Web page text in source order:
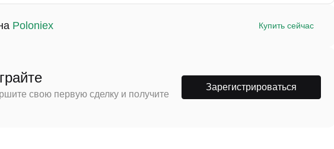
Poloniex Купить сейчас
свою первую сделку и получите
Зарегистрироваться